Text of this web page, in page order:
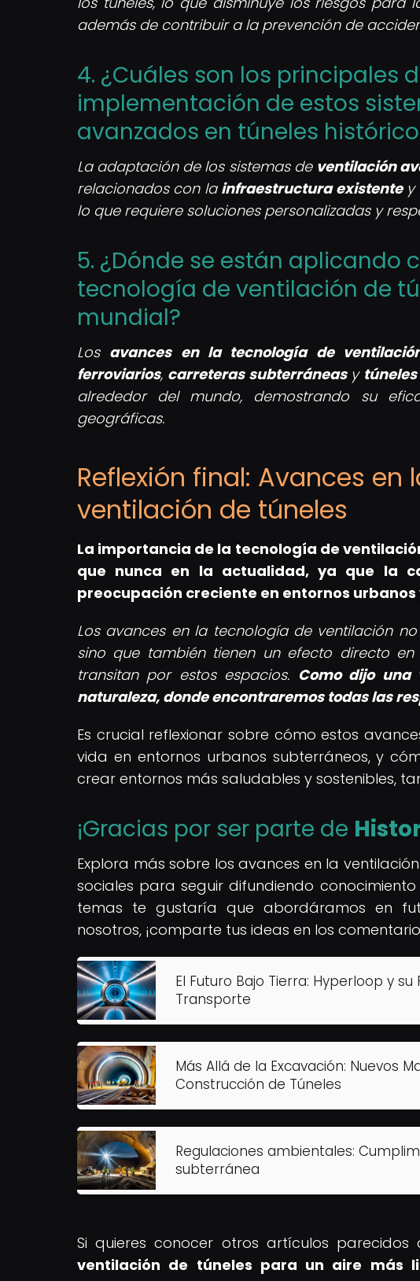
además de contribuir a la prevención de
4. ¿Cuáles son los principales
implementación de estos
avanzados en túneles
La adaptación de los sistemas de ventilación
relacionados con la infraestructura existentey
lo que requiere soluciones personalizadas y
5. ¿Dónde se están aplicando
tecnología de ventilación de
mundial?
Los avances en la tecnología de
ferroviarios, carreteras subterráneasy
alrededor del mundo, demostrando su
geográficas.
Reflexión final: Avances en
ventilación de túneles
La importancia de la tecnología de
que nunca en la actualidad, ya que la
preocupación creciente en entornos
Los avances en la tecnología de ventilación
sino que también tienen un efecto directo
transitan por estos espacios. Como dijo una
naturaleza, donde encontraremos todas las
Es crucial reflexionar sobre cómo estos
vida en entornos urbanos subterráneos, y
crear entornos más saludables y sostenibles,
¡Gracias por ser parte de
Explora más sobre los avances en la
sociales para seguir difundiendo
temas te gustaría que abordáramos en
nosotros, ¡comparte tus ideas en los
El Futuro Bajo Tierra: Hyperloop y
Transporte
Más Allá de la Excavación: Nuevos
Construcción de Túneles
Regulaciones ambientales:
subterránea
Si quieres conocer otros artículos parecidos
ventilación de túneles para un aire más